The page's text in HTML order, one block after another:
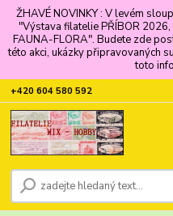
ŽHAVÉ NOVINKY : V levém
"Výstava filatelie PŘÍBOR
FAUNA-FLORA". Budete zde
této akci, ukázky připravovaných
toto
+420 604 580 592